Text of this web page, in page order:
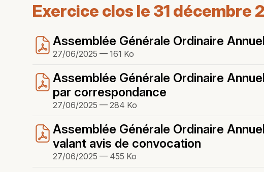
Exercice clos le 31 décembre
Assemblée Générale Ordinaire
27/06/2025 — 161 Ko
Assemblée Générale Ordinaire
par correspondance
27/06/2025 — 284 Ko
Assemblée Générale Ordinaire
valant avis de convocation
27/06/2025 — 455 Ko